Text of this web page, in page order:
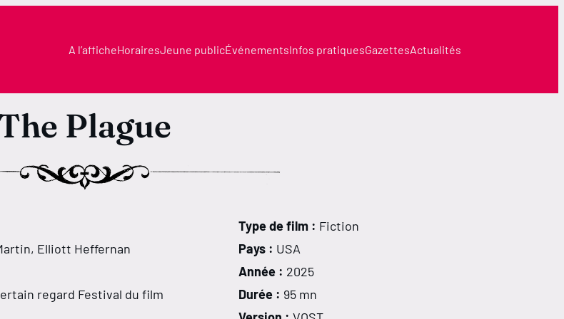
A l’afficheHorairesJeune publicÉvénementsInfos pratiquesGazettesActualités
Plague
Elliott Heffernan
regard Festival du film
Type de film : Fiction
Pays : USA
Année : 2025
Durée : 95 mn